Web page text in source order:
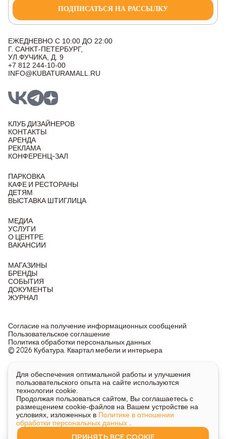
ПОДПИСАТЬСЯ НА РАССЫЛКУ
ЕЖЕДНЕВНО С 10:00 ДО 22:00
Г. САНКТ-ПЕТЕРБУРГ,
УЛ.ФУЧИКА, Д. 9
+7 812 244-10-00
INFO@KUBATURAMALL.RU
КЛУБ ДИЗАЙНЕРОВ
КОНТАКТЫ
АРЕНДА
РЕКЛАМА
КОНФЕРЕНЦ-ЗАЛ
ПАРКОВКА
КАФЕ И РЕСТОРАНЫ
ДЕТЯМ
ВЫСТАВКА ШТИГЛИЦА
МЕДИА
УСЛУГИ
О ЦЕНТРЕ
ВАКАНСИИ
МАГАЗИНЫ
БРЕНДЫ
СОБЫТИЯ
ДОКУМЕНТЫ
ЖУРНАЛ
© 2026 Кубатура. Квартал мебели и интерьера
Согласие на получение информационных сообщений
Пользовательское соглашение
Политика обработки персональных данных
Информация о товарах и ценах на сайте не является
публичной офертой, носит исключительно информационный
характер.
Для получения подробной информации о наличии и стоимости
указанных товаров и услуг напишите или позвоните нам.
Для обеспечения оптимальной работы и улучшения
пользовательского опыта на сайте используются
технологии cookie.
Продолжая пользоваться сайтом, Вы соглашаетесь с
размещением cookie-файлов на Вашем устройстве на
условиях, изложенных в Политике в отношении
обработки персональных данных
ПРИНЯТЬ ВСЕ COOKIE